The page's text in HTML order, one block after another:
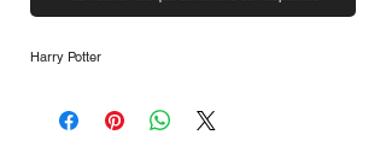
Harry Potter